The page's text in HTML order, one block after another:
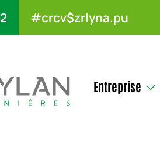
#crcv$zrlyna.pu
Entreprise